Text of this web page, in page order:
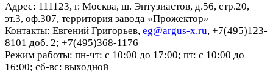
Адрес: 111123, г. Москва, ш. Энтузиастов, д.56, стр.20,
эт.3, оф.307, территория завода «Прожектор»
Контакты: Евгений Григорьев, eg@argus-x.ru, +7(495)123-
8101 доб. 2; +7(495)368-1176
Режим работы: пн-чт: с 10:00 до 17:00; пт: с 10:00 до
16:00; сб-вс: выходной